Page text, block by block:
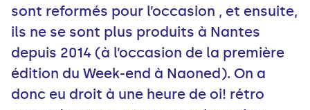
sont reformés pour l’occasion , et ensuite,
ils ne se sont plus produits à Nantes
depuis 2014 (à l’occasion de la première
édition du Week-end à Naoned). On a
donc eu droit à une heure de oi! rétro